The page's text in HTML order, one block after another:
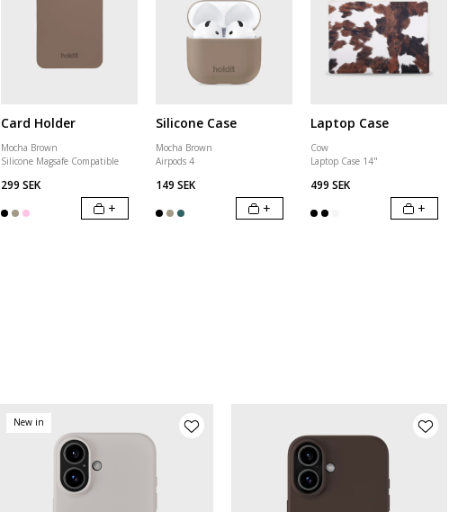
Card Holder
Mocha Brown
Silicone Magsafe Compatible
299 SEK
+
Silicone Case
Mocha Brown
Airpods 4
149 SEK
+
Laptop Case
Cow
Laptop Case 14"
499 SEK
+
New in